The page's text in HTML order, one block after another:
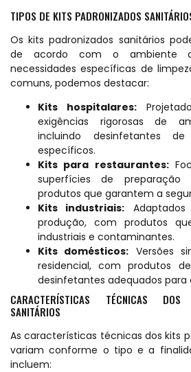
TIPOS DE KITS PADRONIZADOS
Os kits padronizados sanitários
de acordo com o ambiente
necessidades específicas de
comuns, podemos destacar:
Kits hospitalares:
exigências rigorosas de
incluindo desinfetantes
específicos.
Kits para restaurantes:
superfícies de
produtos que garantem a
Kits industriais:
produção, com produtos
industriais e contaminantes.
Kits domésticos: Versões
residencial, com produtos
desinfetantes adequados para
CARACTERÍSTICAS TÉCNICAS
SANITÁRIOS
As características técnicas dos kits
variam conforme o tipo e a
incluem: